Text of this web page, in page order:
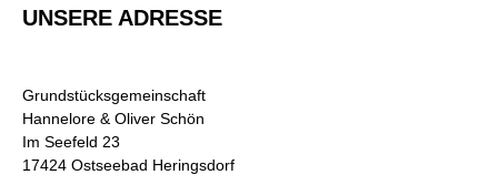
UNSERE ADRESSE
Grundstücksgemeinschaft
Hannelore & Oliver Schön
Im Seefeld 23
17424 Ostseebad Heringsdorf